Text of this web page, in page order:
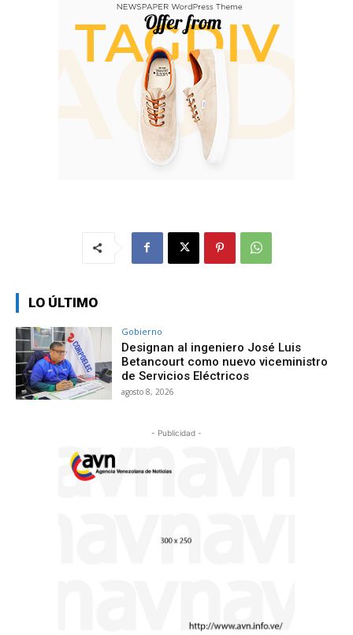
LO ÚLTIMO
Gobierno
Designan al ingeniero José Luis
Betancourt como nuevo viceministro
de Servicios Eléctricos
agosto 8, 2026
- Publicidad -